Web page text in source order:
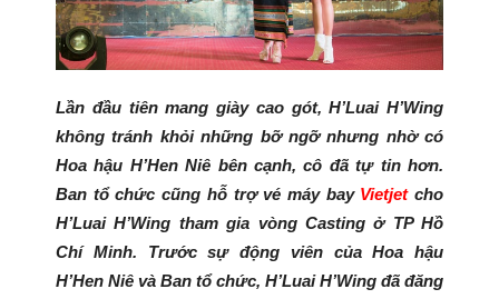
Lần đầu tiên mang giày cao gót, H’Luai H’Wing
không tránh khỏi những bỡ ngỡ nhưng nhờ có
Hoa hậu H’Hen Niê bên cạnh, cô đã tự tin hơn.
Ban tổ chức cũng hỗ trợ vé máy bay Vietjetcho
H’Luai H’Wing tham gia vòng Casting ở TP Hồ
Chí Minh. Trước sự động viên của Hoa hậu
H’Hen Niê và Ban tổ chức, H’Luai H’Wing đã đăng